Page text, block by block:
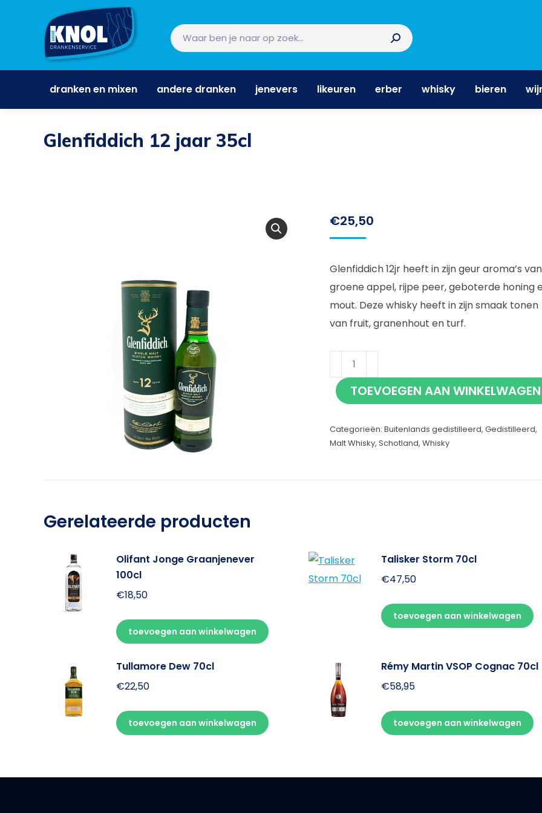
dranken en mixen andere dranken jenevers likeuren erber whisky bieren
Glenfiddich 12 jaar 35cl
€25,50
Glenfiddich 12jr heeft in zijn geur aroma’s van
groene appel, rijpe peer, geboterde honing
mout. Deze whisky heeft in zijn smaak tonen
van fruit, granenhout en turf.
Glenfiddich
12
jaar
aantal
TOEVOEGEN AAN WINKELWAGEN
Categorieën: Buitenlands gedistilleerd, Gedistilleerd,
Malt Whisky, Schotland, Whisky
Gerelateerde producten
Olifant Jonge Graanjenever
100cl
€18,50
toevoegen aan winkelwagen
Talisker Storm 70cl
€47,50
toevoegen aan winkelwagen
Tullamore Dew 70cl
€22,50
toevoegen aan winkelwagen
Rémy Martin VSOP Cognac 70cl
€58,95
toevoegen aan winkelwagen
dranken en mixen